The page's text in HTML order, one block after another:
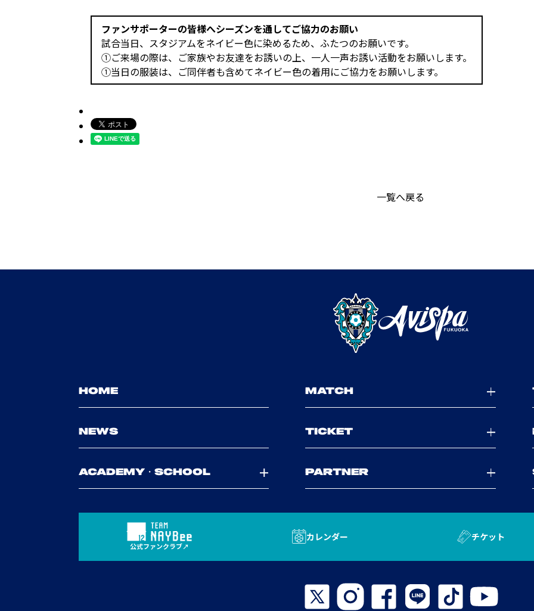
ファンサポーターの皆様へシーズンを通してご協力のお願い
試合当日、スタジアムをネイビー色に染めるため、ふたつのお願いです。
①ご来場の際は、ご家族やお友達をお誘いの上、一人一声お誘い活動をお願いします。
①当日の服装は、ご同伴者も含めてネイビー色の着用にご協力をお願いします。
一覧へ戻る
HOME MATCH
NEWS TICKET
ACADEMY・SCHOOL PARTNER
公式ファンクラブ
カレンダー チケット